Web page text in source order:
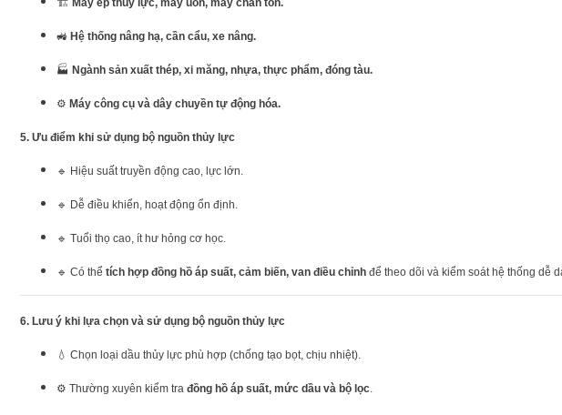
🏗️ Máy ép thủy lực, máy uốn, máy chấn tôn.
🚜 Hệ thống nâng hạ, cần cẩu, xe nâng.
🏭 Ngành sản xuất thép, xi măng, nhựa, thực phẩm, đóng tàu.
⚙️ Máy công cụ và dây chuyền tự động hóa.
5. Ưu điểm khi sử dụng bộ nguồn thủy lực
🔹 Hiệu suất truyền động cao, lực lớn.
🔹 Dễ điều khiển, hoạt động ổn định.
🔹 Tuổi thọ cao, ít hư hỏng cơ học.
🔹 Có thể tích hợp đồng hồ áp suất, cảm biến, van điều chỉnh để theo dõi và kiểm soát hệ thống dễ
6. Lưu ý khi lựa chọn và sử dụng bộ nguồn thủy lực
💧 Chọn loại dầu thủy lực phù hợp (chống tạo bọt, chịu nhiệt).
⚙️ Thường xuyên kiểm tra đồng hồ áp suất, mức dầu và bộ lọc.